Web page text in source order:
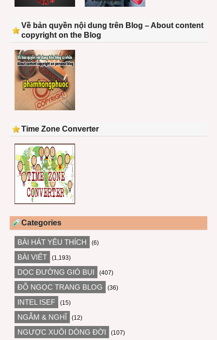
Về bản quyền nội dung trên Blog – About content
copyright on the Blog
Time Zone Converter
Categories
BÀI HÁT YÊU THÍCH (6)
BÀI VIẾT (1,193)
DỌC ĐƯỜNG GIÓ BỤI (407)
ĐỖ NGỌC TRANG BLOG (36)
INTEL ISEF (15)
NGẪM & NGHĨ (12)
NGƯỢC XUÔI DÒNG ĐỜI (107)